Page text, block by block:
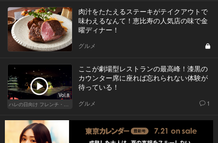
肉汁をたたえるステーキがテイクアウトで
味わえるなんて！恵比寿の人気店の味で金
曜ディナー！
グルメ
Vol.8
ハレの日向け フレンチ・高級店
ここが劇場型レストランの最高峰！漆黒の
カウンター席に座れば忘れられない体験が
待っている！
グルメ 1